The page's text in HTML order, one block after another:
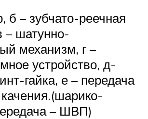
б – зубчато-реечная
– шатунно-
механизм, г –
устройство, д-
гайка, е – передача
– ШВП)